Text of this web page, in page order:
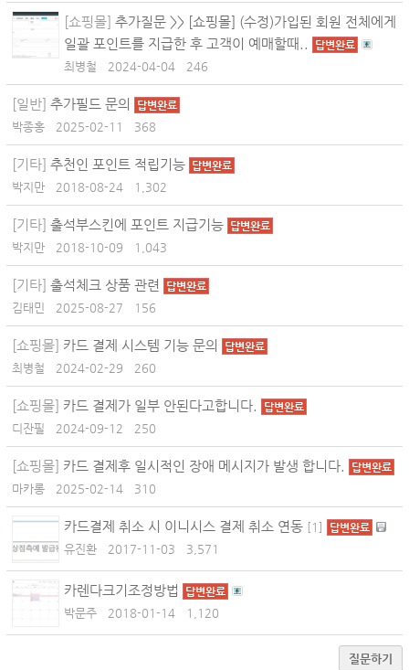
[쇼핑몰] 추가질문 >> [쇼핑몰] (수정)가입된 회원 전체에게
일괄 포인트를 지급한 후 고객이 예매할때..
답변완료
최병철 2024-04-04 246
[일반] 추가필드 문의 답변완료
박종홍 2025-02-11 368
[기타] 추천인 포인트 적립기능 답변완료
박지만 2018-08-24 1,302
[기타] 출석부스킨에 포인트 지급기능 답변완료
박지만 2018-10-09 1,043
[기타] 출석체크 상품 관련 답변완료
김태민 2025-08-27 156
[쇼핑몰] 카드 결제 시스템 기능 문의 답변완료
최병철 2024-02-29 260
[쇼핑몰] 카드 결제가 일부 안된다고합니다. 답변완료
디잔필 2024-09-12 250
[쇼핑몰] 카드 결제후 일시적인 장애 메시지가 발생 합니다. 답변완료
마카롱 2025-02-14 310
카드결제 취소 시 이니시스 결제 취소 연동 [ 1 ] 답변완료
유진환 2017-11-03 3,571
카렌다크기조정방법 답변완료
박문주 2018-01-14 1,120
질문하기